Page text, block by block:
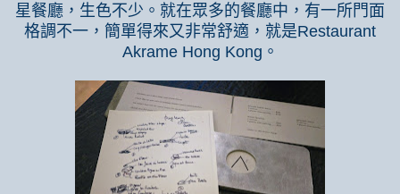
星餐廳，生色不少。就在眾多的餐廳中，有一所門面
格調不一，簡單得來又非常舒適，就是Restaurant
Akrame Hong Kong 。